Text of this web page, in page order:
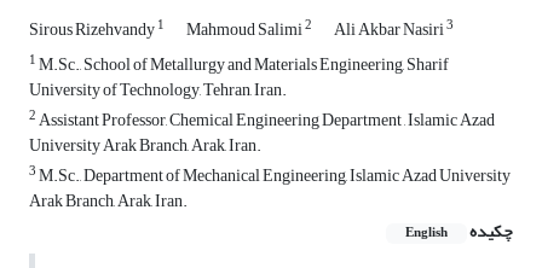
Sirous Rizehvandy1 Mahmoud Salimi2 Ali Akbar Nasiri3
1M.Sc., School of Metallurgy and Materials Engineering, Sharif
University of Technology, Tehran, Iran.
2Assistant Professor, Chemical Engineering Department , Islamic Azad
University Arak Branch, Arak, Iran.
3M.Sc., Department of Mechanical Engineering, Islamic Azad University
Arak Branch, Arak, Iran.
چکیده
English